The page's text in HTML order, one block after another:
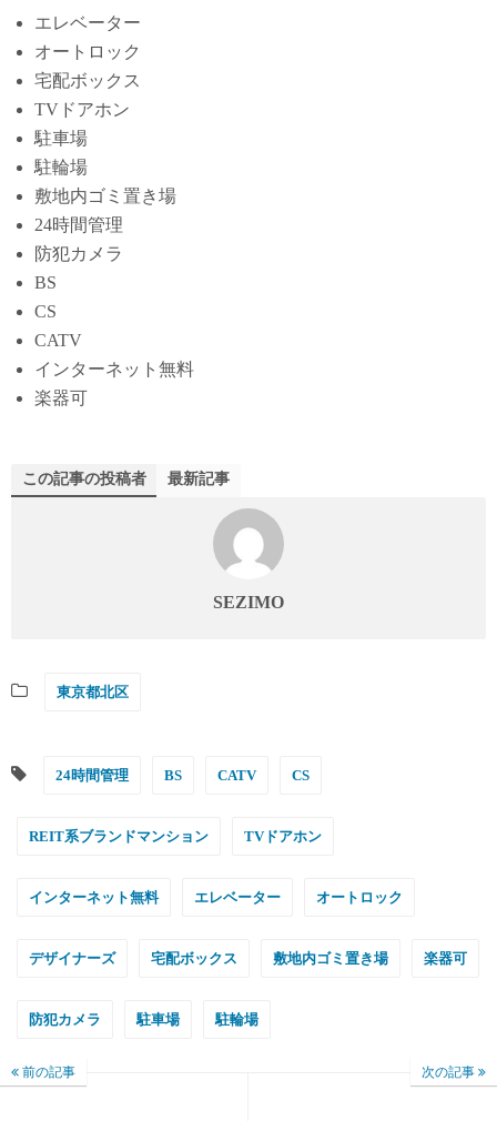
エレベーター
オートロック
宅配ボックス
TVドアホン
駐車場
駐輪場
敷地内ゴミ置き場
24時間管理
防犯カメラ
BS
CS
CATV
インターネット無料
楽器可
この記事の投稿者 最新記事
SEZIMO
東京都北区
24時間管理 BS CATV CS
REIT系ブランドマンション TVドアホン
インターネット無料 エレベーター オートロック
デザイナーズ 宅配ボックス 敷地内ゴミ置き場 楽器可
防犯カメラ 駐車場 駐輪場
前の記事 次の記事